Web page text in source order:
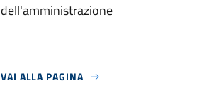
dell'amministrazione
VAI ALLA PAGINA